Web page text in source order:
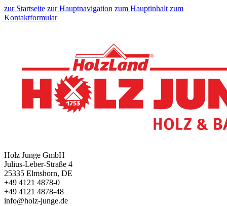
zur Startseite zur Hauptnavigation zum Hauptinhalt zum
Kontaktformular
Holz Junge GmbH
Julius-Leber-Straße 4
25335 Elmshorn, DE
+49 4121 4878-0
+49 4121 4878-48
info@holz-junge.de